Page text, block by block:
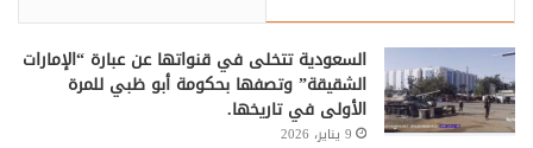
السعودية تتخلى في قنواتها عن عبارة “الإمارات
الشقيقة” وتصفها بحكومة أبو ظبي للمرة
الأولى في تاريخها.
9 يناير، 2026